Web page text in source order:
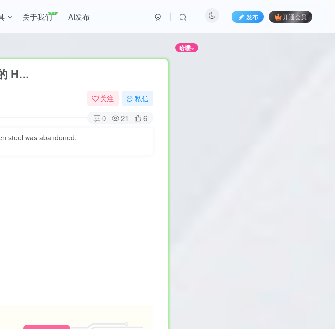
关于我们+1 AI发布 发布 开通会员
H…
关注 私信
0 21 6
steel was abandoned.
哈喽~